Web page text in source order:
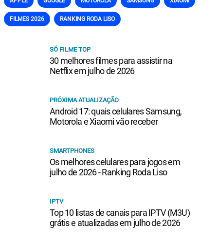
FILMES 2026 RANKING RODA LISO
SÓ FILME TOP
30 melhores filmes para assistir na
Netflix em julho de 2026
PRÓXIMA ATUALIZAÇÃO
Android 17: quais celulares Samsung,
Motorola e Xiaomi vão receber
SMARTPHONES
Os melhores celulares para jogos em
julho de 2026 - Ranking Roda Liso
IPTV
Top 10 listas de canais para IPTV (M3U)
grátis e atualizadas em julho de 2026